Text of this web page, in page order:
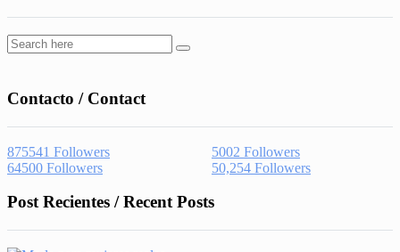
Contacto / Contact
875541 Followers 5002 Followers
64500 Followers 50,254 Followers
Post Recientes / Recent Posts